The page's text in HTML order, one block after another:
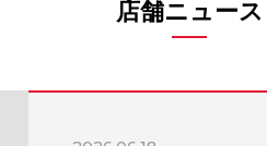
店舗ニュース